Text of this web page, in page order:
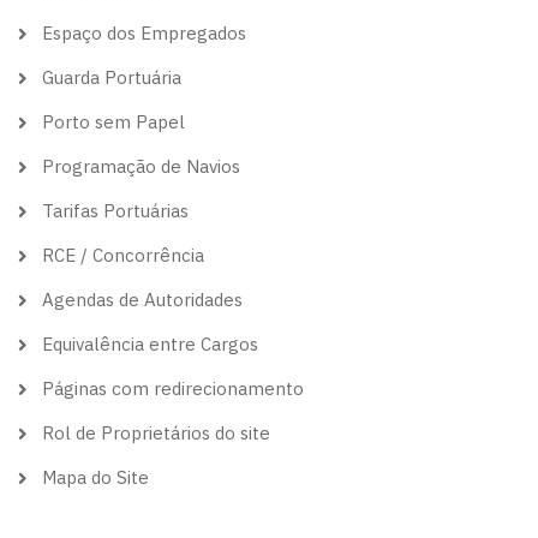
Espaço dos Empregados
Guarda Portuária
Porto sem Papel
Programação de Navios
Tarifas Portuárias
RCE / Concorrência
Agendas de Autoridades
Equivalência entre Cargos
Páginas com redirecionamento
Rol de Proprietários do site
Mapa do Site